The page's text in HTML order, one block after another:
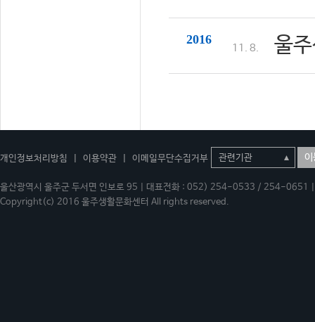
2016
11. 8. 울
개인정보처리방침 이용약관 이메일무단수집거부 이
울산광역시 울주군 두서면 인보로 95 | 대표전화 : 052) 254-0533 / 254-
Copyright(c) 2016 울주생활문화센터 All rights reserved.